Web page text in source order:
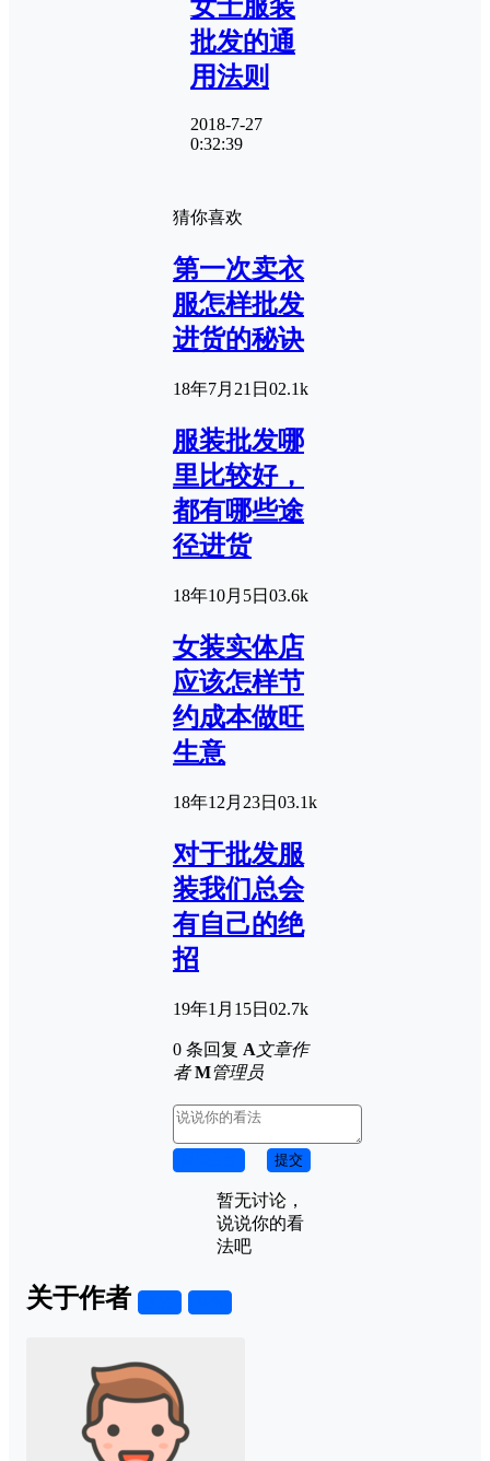
女士服装
批发的通
用法则
2018-7-27
0:32:39
猜你喜欢
第一次卖衣
服怎样批发
进货的秘诀
18年7月21日 02.1k
服装批发哪
里比较好，
都有哪些途
径进货
18年10月5日 03.6k
女装实体店
应该怎样节
约成本做旺
生意
18年12月23日 03.1k
对于批发服
装我们总会
有自己的绝
招
19年1月15日 02.7k
0 条回复 A文章作
者 M管理员
提交
暂无讨论，
说说你的看
法吧
关于作者